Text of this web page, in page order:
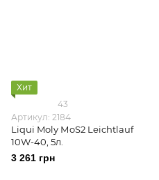
Хит
43
Артикул: 2184
Liqui Moly МoS2 Leichtlauf
10W-40, 5л.
3 261 грн